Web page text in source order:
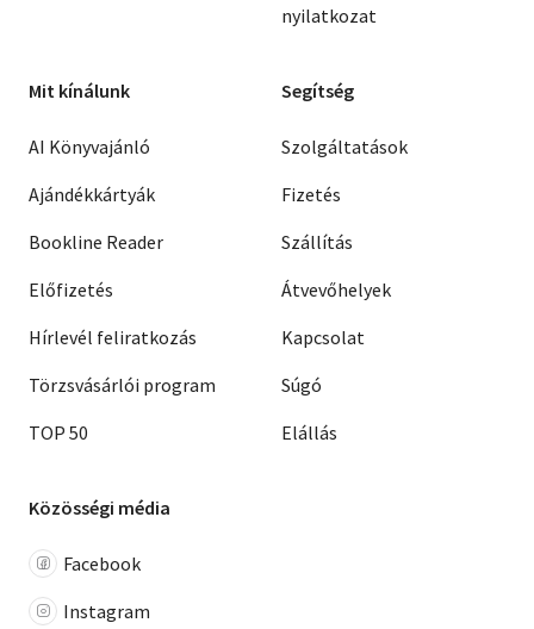
nyilatkozat
Mit kínálunk
AI Könyvajánló
Ajándékkártyák
Bookline Reader
Előfizetés
Hírlevél feliratkozás
Törzsvásárlói program
TOP 50
Segítség
Szolgáltatások
Fizetés
Szállítás
Átvevőhelyek
Kapcsolat
Súgó
Elállás
Közösségi média
Facebook
Instagram